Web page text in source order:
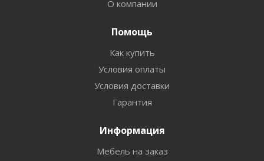
О компании
Помощь
Как купить
Условия оплаты
Условия доставки
Гарантия
Информация
Мебель на заказ